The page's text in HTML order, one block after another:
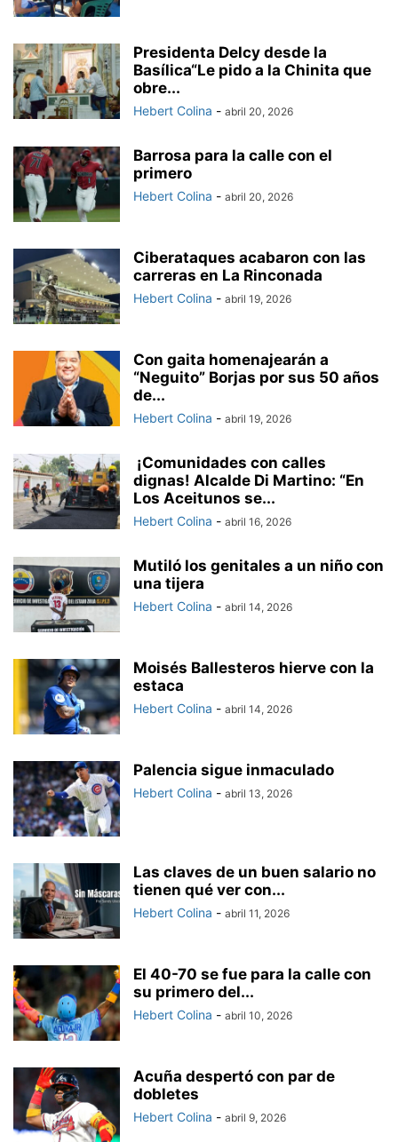
Presidenta Delcy desde la
Basílica“Le pido a la Chinita que
obre...
Hebert Colina - abril 20, 2026
Barrosa para la calle con el
primero
Hebert Colina - abril 20, 2026
Ciberataques acabaron con las
carreras en La Rinconada
Hebert Colina - abril 19, 2026
Con gaita homenajearán a
“Neguito” Borjas por sus 50 años
de...
Hebert Colina - abril 19, 2026
¡Comunidades con calles
dignas! Alcalde Di Martino: “En
Los Aceitunos se...
Hebert Colina - abril 16, 2026
Mutiló los genitales a un niño con
una tijera
Hebert Colina - abril 14, 2026
Moisés Ballesteros hierve con la
estaca
Hebert Colina - abril 14, 2026
Palencia sigue inmaculado
Hebert Colina - abril 13, 2026
Las claves de un buen salario no
tienen qué ver con...
Hebert Colina - abril 11, 2026
El 40-70 se fue para la calle con
su primero del...
Hebert Colina - abril 10, 2026
Acuña despertó con par de
dobletes
Hebert Colina - abril 9, 2026